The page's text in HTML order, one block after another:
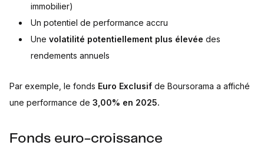
immobilier)
Un potentiel de performance accru
Une volatilité potentiellement plus élevée des
rendements annuels
Par exemple, le fonds Euro Exclusif de Boursorama a affiché
une performance de 3,00% en 2025.
Fonds euro-croissance